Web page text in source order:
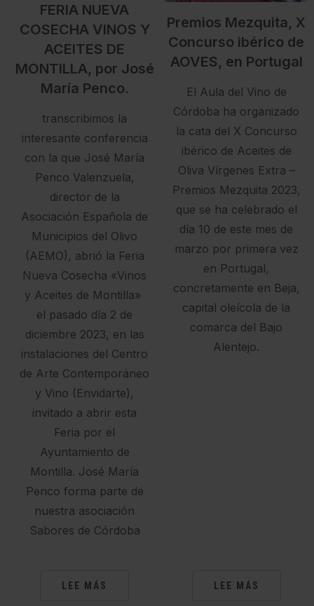
FERIA NUEVA
COSECHA VINOS Y
ACEITES DE
MONTILLA, por José
María Penco.
transcribimos la
interesante conferencia
con la que José María
Penco Valenzuela,
director de la
Asociación Española de
Municipios del Olivo
(AEMO), abrió la Feria
Nueva Cosecha «Vinos
y Aceites de Montilla»
el pasado día 2 de
diciembre 2023, en las
instalaciones del Centro
de Arte Contemporáneo
y Vino (Envidarte),
invitado a abrir esta
Feria por el
Ayuntamiento de
Montilla. José María
Penco forma parte de
nuestra asociación
Sabores de Córdoba
LEE MÁS
Premios Mezquita, X
Concurso ibérico de
AOVES, en Portugal
El Aula del Vino de
Córdoba ha organizado
la cata del X Concurso
ibérico de Aceites de
Oliva Vírgenes Extra –
Premios Mezquita 2023,
que se ha celebrado el
día 10 de este mes de
marzo por primera vez
en Portugal,
concretamente en Beja,
capital oleícola de la
comarca del Bajo
Alentejo.
LEE MÁS